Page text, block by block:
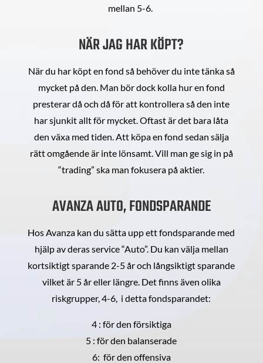
mellan 5-6.
NÄR JAG HAR KÖPT?
När du har köpt en fond så behöver du inte tänka så
mycket på den. Man bör dock kolla hur en fond
presterar då och då för att kontrollera så den inte
har sjunkit allt för mycket. Oftast är det bara låta
den växa med tiden. Att köpa en fond sedan sälja
rätt omgående är inte lönsamt. Vill man ge sig in på
“trading” ska man fokusera på aktier.
AVANZA AUTO, FONDSPARANDE
Hos Avanza kan du sätta upp ett fondsparande med
hjälp av deras service “Auto”. Du kan välja mellan
kortsiktigt sparande 2-5 år och långsiktigt sparande
vilket är 5 år eller längre. Det finns även olika
riskgrupper, 4-6, i detta fondsparandet:
4 : för den försiktiga
5 : för den balanserade
6: för den offensiva